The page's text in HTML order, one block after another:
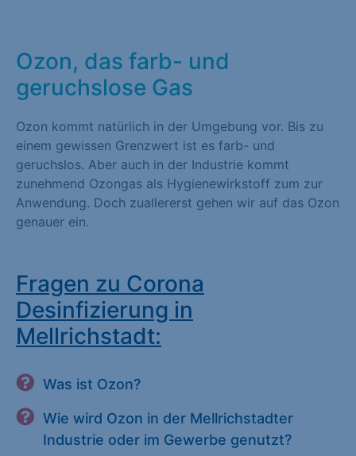
Ozon, das farb- und
geruchslose Gas
Ozon kommt natürlich in der Umgebung vor. Bis zu
einem gewissen Grenzwert ist es farb- und
geruchslos. Aber auch in der Industrie kommt
zunehmend Ozongas als Hygienewirkstoff zum zur
Anwendung. Doch zuallererst gehen wir auf das Ozon
genauer ein.
Fragen zu Corona
Desinfizierung in
Mellrichstadt:
Was ist Ozon?
Wie wird Ozon in der Mellrichstadter
Industrie oder im Gewerbe genutzt?